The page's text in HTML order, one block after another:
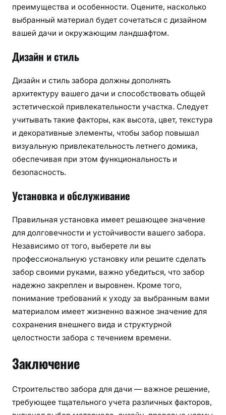
преимущества и особенности. Оцените, насколько
выбранный материал будет сочетаться с дизайном
вашей дачи и окружающим ландшафтом.
Дизайн и стиль
Дизайн и стиль забора должны дополнять
архитектуру вашего дачи и способствовать общей
эстетической привлекательности участка. Следует
учитывать такие факторы, как высота, цвет, текстура
и декоративные элементы, чтобы забор повышал
визуальную привлекательность летнего домика,
обеспечивая при этом функциональность и
безопасность.
Установка и обслуживание
Правильная установка имеет решающее значение
для долговечности и устойчивости вашего забора.
Независимо от того, выберете ли вы
профессиональную установку или решите сделать
забор своими руками, важно убедиться, что забор
надежно закреплен и выровнен. Кроме того,
понимание требований к уходу за выбранным вами
материалом имеет жизненно важное значение для
сохранения внешнего вида и структурной
целостности забора с течением времени.
Заключение
Строительство забора для дачи — важное решение,
требующее тщательного учета различных факторов,